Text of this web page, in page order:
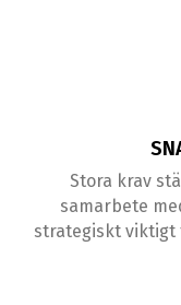
Stora krav
samarbete
strategiskt viktigt